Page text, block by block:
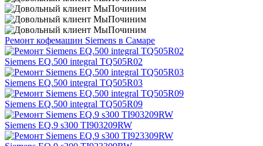
Ремонт кофемашин Siemens в Самаре
Siemens EQ.500 integral TQ505R02
Siemens EQ.500 integral TQ505R03
Siemens EQ.500 integral TQ505R09
Siemens EQ.9 s300 TI903209RW